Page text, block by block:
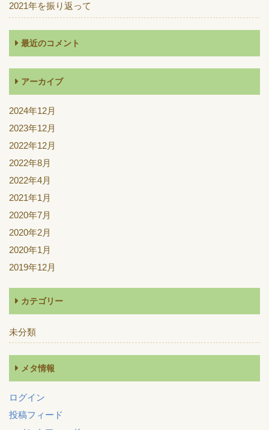
2021年を振り返って
最近のコメント
アーカイブ
2024年12月
2023年12月
2022年12月
2022年8月
2022年4月
2021年1月
2020年7月
2020年2月
2020年1月
2019年12月
カテゴリー
未分類
メタ情報
ログイン
投稿フィード